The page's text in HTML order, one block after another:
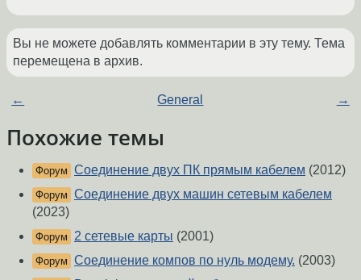
Вы не можете добавлять комментарии в эту тему. Тема
перемещена в архив.
← General →
Похожие темы
Форум Соединение двух ПК прямым кабелем (2012)
Форум Соединение двух машин сетевым кабелем
(2023)
Форум 2 сетевые карты (2001)
Форум Соединение компов по нуль модему. (2003)